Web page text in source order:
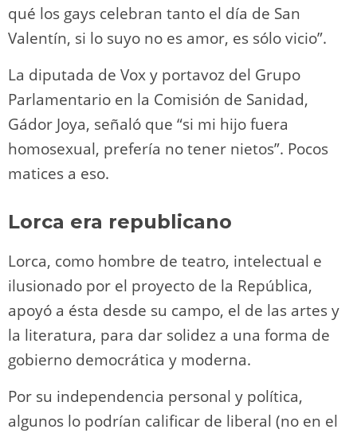
qué los gays celebran tanto el día de San
Valentín, si lo suyo no es amor, es sólo vicio”.
La diputada de Vox y portavoz del Grupo
Parlamentario en la Comisión de Sanidad,
Gádor Joya, señaló que “si mi hijo fuera
homosexual, prefería no tener nietos”. Pocos
matices a eso.
Lorca era republicano
Lorca, como hombre de teatro, intelectual e
ilusionado por el proyecto de la República,
apoyó a ésta desde su campo, el de las artes y
la literatura, para dar solidez a una forma de
gobierno democrática y moderna.
Por su independencia personal y política,
algunos lo podrían calificar de liberal (no en el